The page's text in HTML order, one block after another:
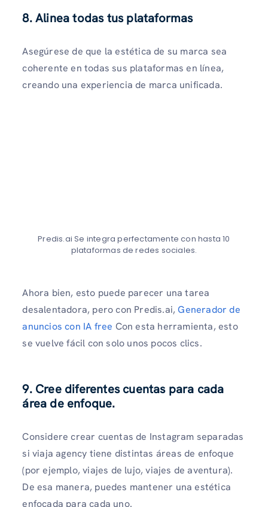
8. Alinea todas tus plataformas
Asegúrese de que la estética de su marca sea
coherente en todas sus plataformas en línea,
creando una experiencia de marca unificada.
Predis.ai Se integra perfectamente con hasta 10
plataformas de redes sociales.
Ahora bien, esto puede parecer una tarea
desalentadora, pero con Predis.ai,Generador de
anuncios con IA free Con esta herramienta, esto
se vuelve fácil con solo unos pocos clics.
9. Cree diferentes cuentas para cada
área de enfoque.
Considere crear cuentas de Instagram separadas
si viaja agency tiene distintas áreas de enfoque
(por ejemplo, viajes de lujo, viajes de aventura).
De esa manera, puedes mantener una estética
enfocada para cada uno.